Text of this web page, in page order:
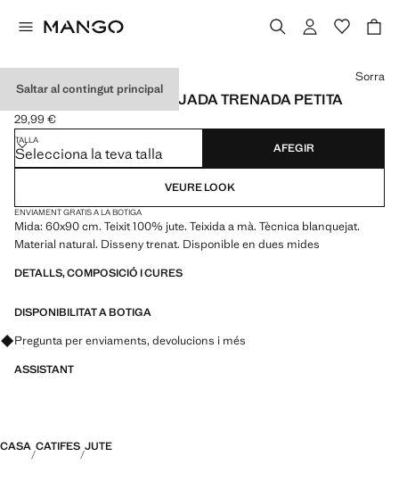
Saltar al contingut principal
CATIFA JUTE BLANQUEJADA TRENADA PETITA
Preu actual [29,99 € ]
29,99 €
Selecciona un color
Sorra
TALLA
Selecciona la teva talla AFEGIR
VEURE LOOK
ENVIAMENT GRATIS A LA BOTIGA
Mida: 60x90 cm. Teixit 100% jute. Teixida a mà. Tècnica blanquejat.
Material natural. Disseny trenat. Disponible en dues mides
DETALLS, COMPOSICIÓ I CURES
DISPONIBILITAT A BOTIGA
Pregunta per enviaments, devolucions i més
ASSISTANT
CASA CATIFES JUTE